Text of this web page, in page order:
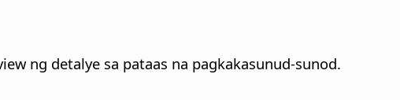
ng detalye sa pataas na pagkakasunud-sunod.